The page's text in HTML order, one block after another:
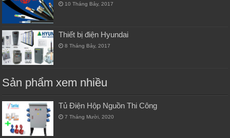
10 Tháng Bảy, 2017
Thiết bị điện Hyundai
8 Tháng Bảy, 2017
Sản phẩm xem nhiều
Tủ Điện Hộp Nguồn Thi Công
7 Tháng Mười, 2020